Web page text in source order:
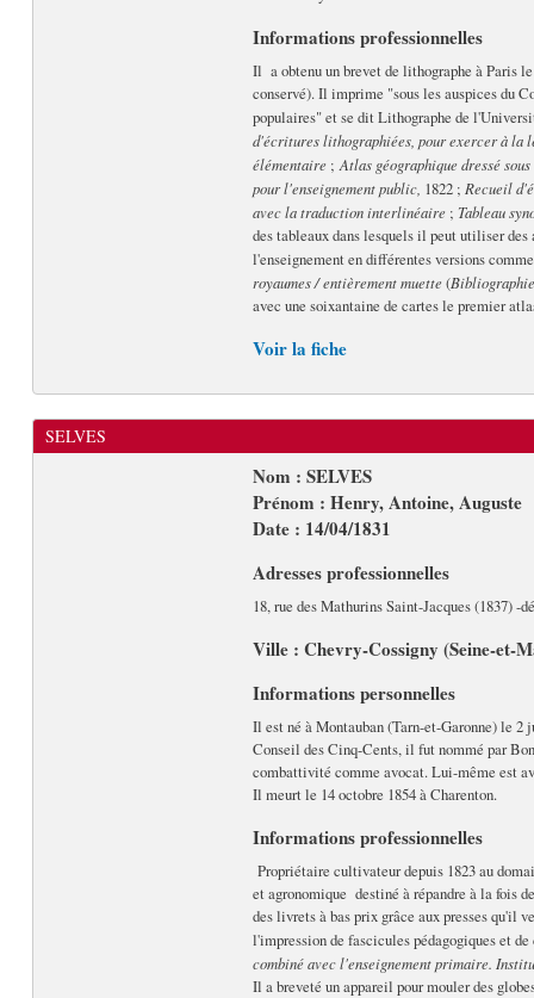
Informations professionnelles
Il a obtenu un brevet de lithographe à Paris
conservé). Il imprime "sous les auspices du
populaires" et se dit Lithographe de
d'écritures lithographiées, pour exercer à la
élémentaire ;Atlas géographique dressé
pour l'enseignement public, 1822 ; Recueil
avec la traduction interlinéaire ; Tableau
des tableaux dans lesquels il peut utiliser
l'enseignement en différentes versions
royaumes / entièrement muette (
avec une soixantaine de cartes le premier
Voir la fiche
SELVES
Nom : SELVES
Prénom : Henry, Antoine, Auguste
Date : 14/04/1831
Adresses professionnelles
18, rue des Mathurins Saint-Jacques (1837) -
Ville : Chevry-Cossigny (Seine-et-
Informations personnelles
Il est né à Montauban (Tarn-et-Garonne) le 2
Conseil des Cinq-Cents, il fut nommé par
combattivité comme avocat. Lui-même est
Il meurt le 14 octobre 1854 à Charenton.
Informations professionnelles
Propriétaire cultivateur depuis 1823 au
et agronomique destiné à répandre à la fois
des livrets à bas prix grâce aux presses qu'il
l'impression de fascicules pédagogiques et
combiné avec l'enseignement primaire.
Il a breveté un appareil pour mouler des